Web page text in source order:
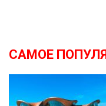
САМОЕ